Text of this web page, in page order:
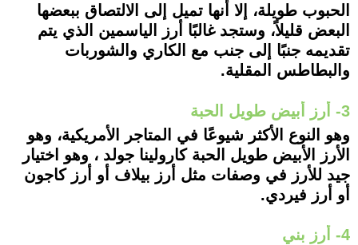
الحبوب طويلة، إلا أنها تميل إلى الالتصاق ببعضها
البعض قليلاً، وستجد غالبًا أرز الياسمين الذي يتم
تقديمه جنبًا إلى جنب مع الكاري والشوربات
والبطاطس المقلية.
3- أرز أبيض طويل الحبة
وهو النوع الأكثر شيوعًا في المتاجر الأمريكية، وهو
الأرز الأبيض طويل الحبة كارولينا جولد ، وهو اختيار
جيد للأرز في وصفات مثل أرز بيلاف أو أرز كاجون
أو أرز فيردي.
4- أرز بني